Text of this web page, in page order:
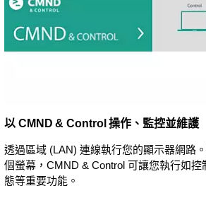
以 CMND & Control 操作、監控並維護
透過區域 (LAN) 連線執行您的顯示器網路
個螢幕，CMND & Control 可讓您執行如
態等重要功能。